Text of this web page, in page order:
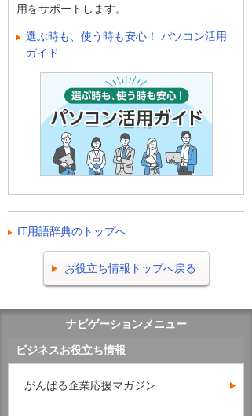
用をサポートします。
選ぶ時も、使う時も安心！ パソコン活用
ガイド
IT用語辞典のトップへ
お役立ち情報トップへ戻る
ナビゲーションメニュー
ビジネスお役立ち情報
がんばる企業応援マガジン